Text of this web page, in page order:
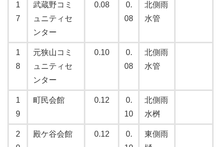
1
7
武蔵野コミ
ュニティセ
ンター
0.08
0.
08
北側雨
水管
1
8
元狭山コミ
ュニティセ
ンター
0.10
0.
08
北側雨
水管
1
9
町民会館 0.12
0.
10
北側雨
水桝
2
殿ケ谷会館 0.12
0.
東側雨